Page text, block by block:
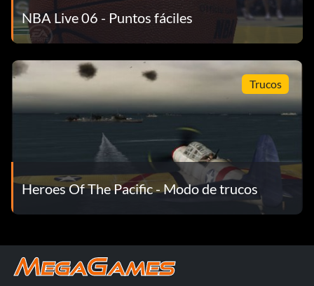
NBA Live 06 - Puntos fáciles
Trucos
Heroes Of The Pacific - Modo de trucos